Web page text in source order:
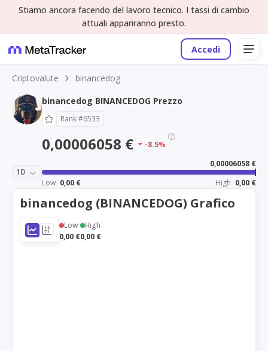
Stiamo ancora facendo del lavoro tecnico. I tassi di cambio
attuali appariranno presto.
Accedi
Criptovalute
binancedog
binancedog BINANCEDOG Prezzo
Rank #6533
0,00006058 € -8.5%
1D
0,00006058 €
Low 0,00 € High 0,00 €
binancedog (BINANCEDOG) Grafico
Low
0,00 €
High
0,00 €